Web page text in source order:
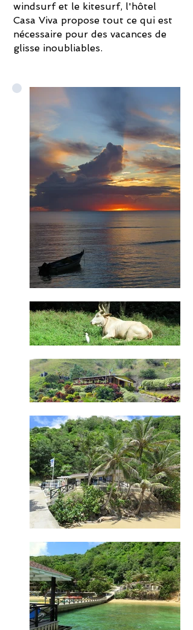
windsurf et le kitesurf, l'hôtel
Casa Viva propose tout ce qui est
nécessaire pour des vacances de
glisse inoubliables.